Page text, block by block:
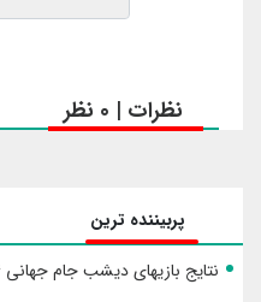
نظرات | 0 نظر
پربیننده ترین
نتایج بازیهای دیشب جام جهانی ۲۰۲۶